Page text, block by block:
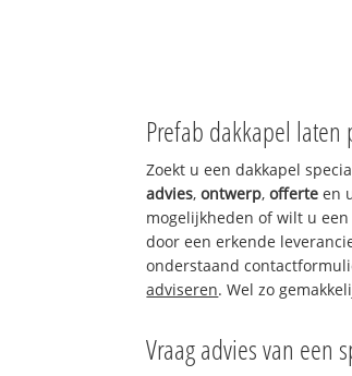
Prefab dakkapel laten
Zoekt u een dakkapel
advies,ontwerp,offerte en
mogelijkheden of wilt u
door een erkende
onderstaand
adviseren. Wel zo
Vraag advies van een